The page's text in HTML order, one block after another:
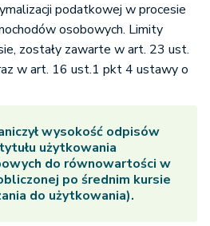
200 000 x 19% = 38 000
podatkowej w procesie
osobowych. Limity
zostały zawarte w art. 23 ust.
w art. 16 ust.1 pkt 4 ustawy o
wysokość odpisów
użytkowania
do równowartości w
po średnim kursie
do użytkowania).